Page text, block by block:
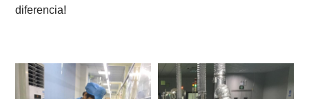
diferencia!